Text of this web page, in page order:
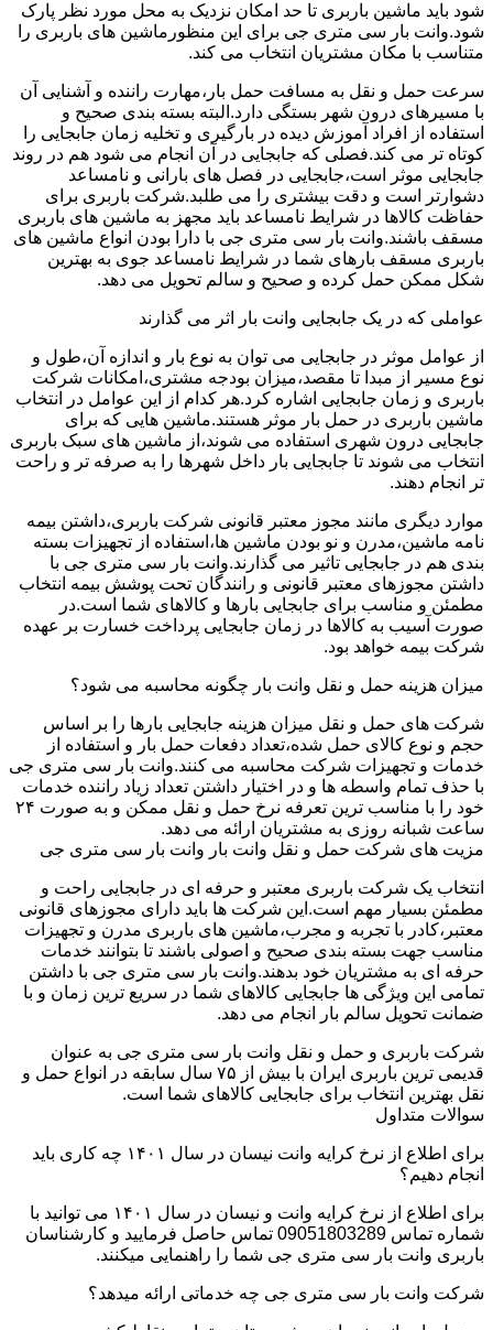
شود باید ماشین باربری تا حد امکان نزدیک به محل مورد نظر پارک
شود.وانت بار سی متری جی برای این منظورماشین های باربری را
متناسب با مکان مشتریان انتخاب می کند.
سرعت حمل و نقل به مسافت حمل بار،مهارت راننده و آشنایی آن
با مسیرهای درون شهر بستگی دارد.البته بسته بندی صحیح و
استفاده از افراد آموزش دیده در بارگیری و تخلیه زمان جابجایی را
کوتاه تر می کند.فصلی که جابجایی در آن انجام می شود هم در روند
جابجایی موثر است،جابجایی در فصل های بارانی و نامساعد
دشوارتر است و دقت بیشتری را می طلبد.شرکت باربری برای
حفاظت کالاها در شرایط نامساعد باید مجهز به ماشین های باربری
مسقف باشند.وانت بار سی متری جی با دارا بودن انواع ماشین های
باربری مسقف بارهای شما در شرایط نامساعد جوی به بهترین
شکل ممکن حمل کرده و صحیح و سالم تحویل می دهد.
عواملی که در یک جابجایی وانت بار اثر می گذارند
از عوامل موثر در جابجایی می توان به نوع بار و اندازه آن،طول و
نوع مسیر از مبدا تا مقصد،میزان بودجه مشتری،امکانات شرکت
باربری و زمان جابجایی اشاره کرد.هر کدام از این عوامل در انتخاب
ماشین باربری در حمل بار موثر هستند.ماشین هایی که برای
جابجایی درون شهری استفاده می شوند،از ماشین های سبک باربری
انتخاب می شوند تا جابجایی بار داخل شهرها را به صرفه تر و راحت
تر انجام دهند.
موارد دیگری مانند مجوز معتبر قانونی شرکت باربری،داشتن بیمه
نامه ماشین،مدرن و نو بودن ماشین ها،استفاده از تجهیزات بسته
بندی هم در جابجایی تاثیر می گذارند.وانت بار سی متری جی با
داشتن مجوزهای معتبر قانونی و رانندگان تحت پوشش بیمه انتخاب
مطمئن و مناسب برای جابجایی بارها و کالاهای شما است.در
صورت آسیب به کالاها در زمان جابجایی پرداخت خسارت بر عهده
شرکت بیمه خواهد بود.
میزان هزینه حمل و نقل وانت بار چگونه محاسبه می شود؟
شرکت های حمل و نقل میزان هزینه جابجایی بارها را بر اساس
حجم و نوع کالای حمل شده،تعداد دفعات حمل بار و استفاده از
خدمات و تجهیزات شرکت محاسبه می کنند.وانت بار سی متری جی
با حذف تمام واسطه ها و در اختیار داشتن تعداد زیاد راننده خدمات
خود را با مناسب ترین تعرفه نرخ حمل و نقل ممکن و به صورت ۲۴
ساعت شبانه روزی به مشتریان ارائه می دهد.
مزیت های شرکت حمل و نقل وانت بار وانت بار سی متری جی
انتخاب یک شرکت باربری معتبر و حرفه ای در جابجایی راحت و
مطمئن بسیار مهم است.این شرکت ها باید دارای مجوزهای قانونی
معتبر،کادر با تجربه و مجرب،ماشین های باربری مدرن و تجهیزات
مناسب جهت بسته بندی صحیح و اصولی باشند تا بتوانند خدمات
حرفه ای به مشتریان خود بدهند.وانت بار سی متری جی با داشتن
تمامی این ویژگی ها جابجایی کالاهای شما در سریع ترین زمان و با
ضمانت تحویل سالم بار انجام می دهد.
شرکت باربری و حمل و نقل وانت بار سی متری جی به عنوان
قدیمی ترین باربری ایران با بیش از ۷۵ سال سابقه در انواع حمل و
نقل بهترین انتخاب برای جابجایی کالاهای شما است.
سوالات متداول
برای اطلاع از نرخ کرایه وانت نیسان در سال ۱۴۰۱ چه کاری باید
انجام دهیم؟
برای اطلاع از نرخ کرایه وانت و نیسان در سال ۱۴۰۱ می توانید با
شماره تماس 09051803289 تماس حاصل فرمایید و کارشناسان
باربری وانت بار سی متری جی شما را راهنمایی میکنند.
شرکت وانت بار سی متری جی چه خدماتی ارائه میدهد؟